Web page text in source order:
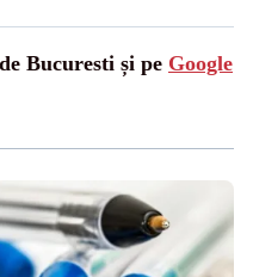
Bucuresti și pe Google